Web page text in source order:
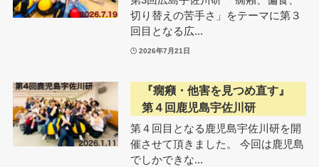
切り替えの苦手さ」をテーマに第３
回目となる広...
2026年7月21日
『癇癪・他害を見つめ直す』
第４回鹿児島宇佐川研
第４回目となる鹿児島宇佐川研を開
催させて頂きました。 今回は鹿児島
でしかできな...